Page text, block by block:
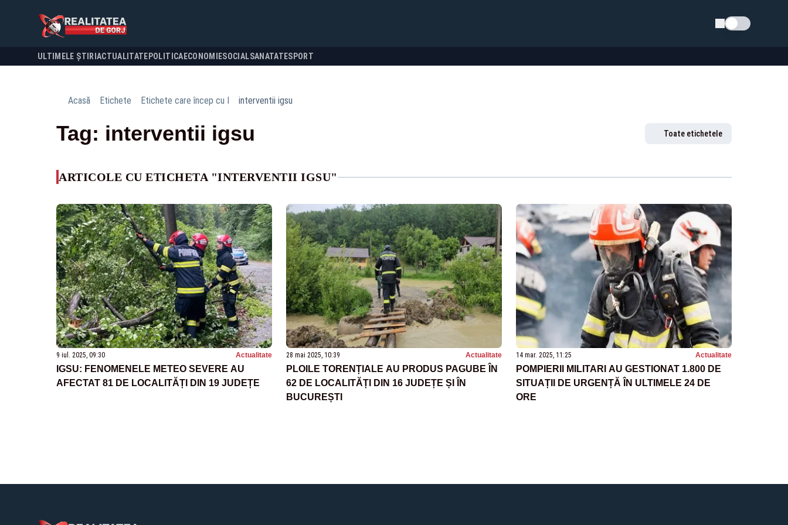
Schimba tema
ULTIMELE ȘTIRI ACTUALITATE POLITICA ECONOMIESOCIALSANATATESPORT
Acasă Etichete Etichete care încep cu I interventii igsu
Tag: interventii igsu Toate etichetele
ARTICOLE CU ETICHETA "INTERVENTII IGSU"
9 iul. 2025, 09:30 Actualitate
IGSU: FENOMENELE METEO SEVERE AU
AFECTAT 81 DE LOCALITĂȚI DIN 19 JUDEȚE
28 mai 2025, 10:39 Actualitate
PLOILE TORENȚIALE AU PRODUS PAGUBE ÎN
62 DE LOCALITĂȚI DIN 16 JUDEȚE ȘI ÎN
BUCUREȘTI
14 mar. 2025, 11:25 Actualitate
POMPIERII MILITARI AU GESTIONAT 1.800 DE
SITUAȚII DE URGENȚĂ ÎN ULTIMELE 24 DE
ORE